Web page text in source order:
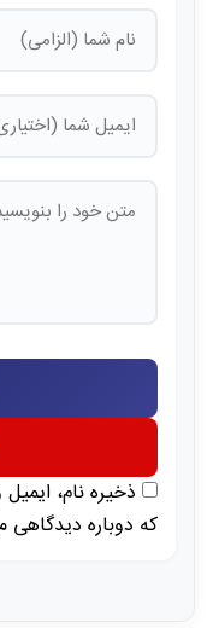
ذخیره نام،
که دوباره